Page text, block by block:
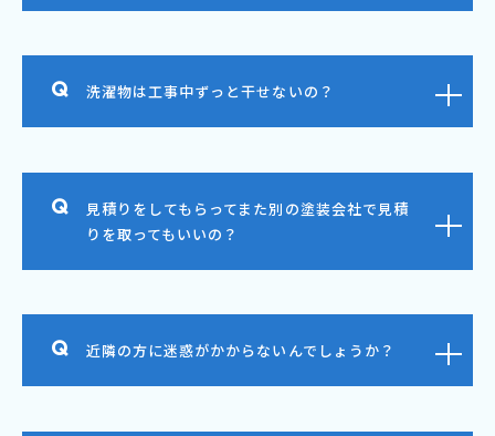
洗濯物は工事中ずっと干せないの？
見積りをしてもらってまた別の塗装会社で見積
りを取ってもいいの？
近隣の方に迷惑がかからないんでしょうか？